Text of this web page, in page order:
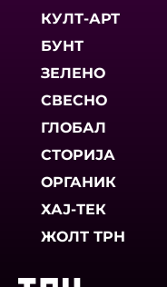
КУЛТ-АРТ
БУНТ
ЗЕЛЕНО
СВЕСНО
ГЛОБАЛ
СТОРИЈА
ОРГАНИК
ХАЈ-ТЕК
ЖОЛТ ТРН